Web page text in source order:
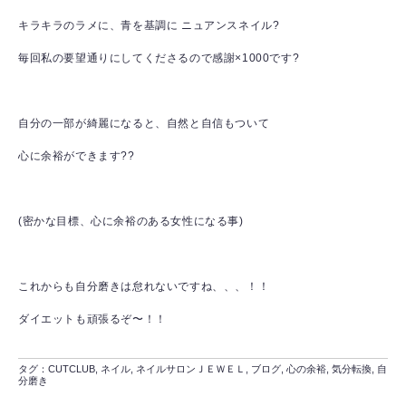
キラキラのラメに、青を基調に ニュアンスネイル?
毎回私の要望通りにしてくださるので感謝×1000です?
自分の一部が綺麗になると、自然と自信もついて
心に余裕ができます??
(密かな目標、心に余裕のある女性になる事)
これからも自分磨きは怠れないですね、、、！！
ダイエットも頑張るぞ〜！！
タグ： CUTCLUB ネイル ネイルサロンＪＥＷＥＬ ブログ 心の余裕 気分転換 自
分磨き